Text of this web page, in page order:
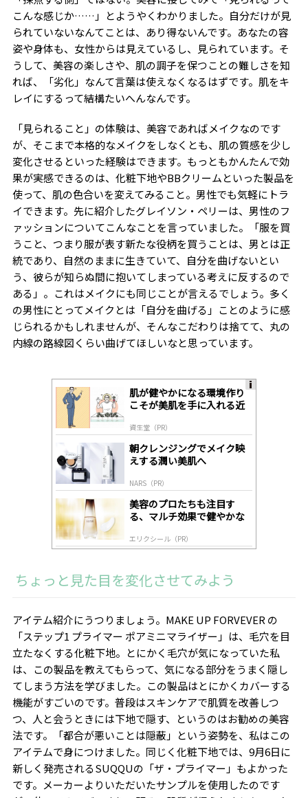
こんな感じか……」とようやくわかりました。自分だけが見
られていないなんてことは、あり得ないんです。あなたの容
姿や身体も、女性からは見えているし、見られています。そ
うして、美容の楽しさや、肌の調子を保つことの難しさを知
れば、「劣化」なんて言葉は使えなくなるはずです。肌をキ
レイにするって結構たいへんなんです。
「見られること」の体験は、美容であればメイクなのです
が、そこまで本格的なメイクをしなくとも、肌の質感を少し
変化させるといった経験はできます。もっともかんたんで効
果が実感できるのは、化粧下地やBBクリームといった製品を
使って、肌の色合いを変えてみること。男性でも気軽にトラ
イできます。先に紹介したグレイソン・ペリーは、男性のフ
ァッションについてこんなことを言っていました。「服を買
うこと、つまり服が表す新たな役柄を買うことは、男とは正
統であり、自然のままに生きていて、自分を曲げないとい
う、彼らが知らぬ間に抱いてしまっている考えに反するので
ある」。これはメイクにも同じことが言えるでしょう。多く
の男性にとってメイクとは「自分を曲げる」ことのように感
じられるかもしれませんが、そんなこだわりは捨てて、丸の
内線の路線図くらい曲げてほしいなと思っています。
肌が健やかになる環境作り
こそが美肌を手に入れる近
資生堂（PR）
朝クレンジングでメイク映
えする潤い美肌へ
NARS（PR）
美容のプロたちも注目す
る、マルチ効果で健やかな
エリクシール（PR）
ちょっと見た目を変化させてみよう
アイテム紹介にうつりましょう。 MAKE UP FORVEVERの
「ステップ1 プライマー ポアミニマライザー」は、毛穴を目
立たなくする化粧下地。とにかく毛穴が気になっていた私
は、この製品を教えてもらって、気になる部分をうまく隠し
てしまう方法を学びました。この製品はとにかくカバーする
機能がすごいのです。普段はスキンケアで肌質を改善しつ
つ、人と会うときには下地で隠す、というのはお勧めの美容
法です。「都合が悪いことは隠蔽」という姿勢を、私はこの
アイテムで身につけました。同じく化粧下地では、9月6日に
新しく発売されるSUQQUの「ザ・プライマー」もよかった
です。メーカーよりいただいたサンプルを使用したのです